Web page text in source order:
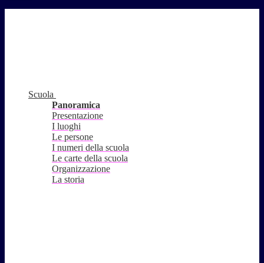
Scuola
Panoramica
Presentazione
I luoghi
Le persone
I numeri della scuola
Le carte della scuola
Organizzazione
La storia